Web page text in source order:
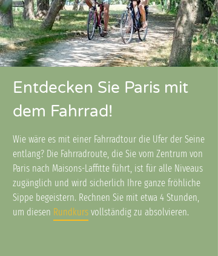
Entdecken Sie Paris mit
dem Fahrrad!
Wie wäre es mit einer Fahrradtour die Ufer der Seine
entlang? Die Fahrradroute, die Sie vom Zentrum von
Paris nach Maisons-Laffitte führt, ist für alle Niveaus
zugänglich und wird sicherlich Ihre ganze fröhliche
Sippe begeistern. Rechnen Sie mit etwa 4 Stunden,
um diesen Rundkurs vollständig zu absolvieren.